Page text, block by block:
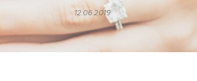
12.06.2019